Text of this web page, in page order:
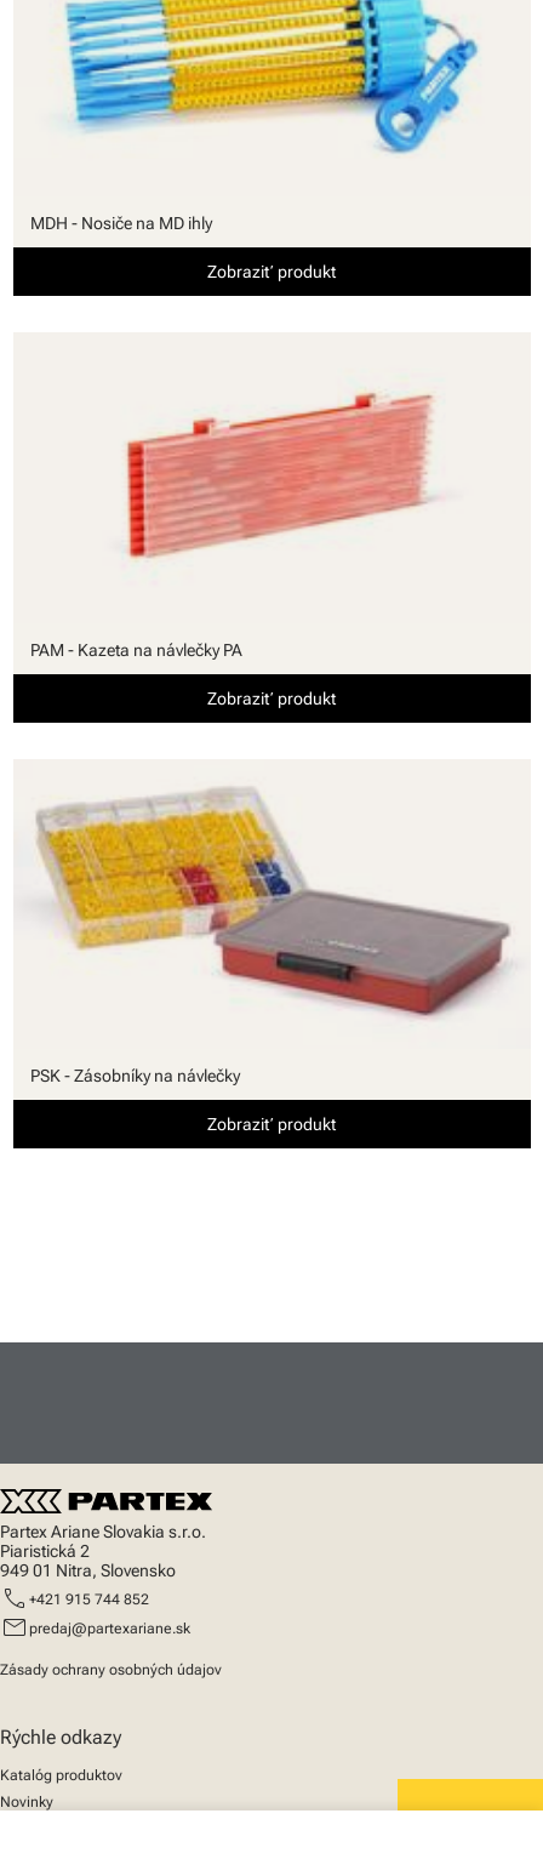
MDH - Nosiče na MD ihly
Zobraziť produkt
PAM - Kazeta na návlečky PA
Zobraziť produkt
PSK - Zásobníky na návlečky
Zobraziť produkt
Partex Ariane Slovakia s.r.o.
Piaristická 2
949 01 Nitra, Slovensko
call +421 915 744 852
mail predaj@partexariane.sk
Zásady ochrany osobných údajov
Rýchle odkazy
Katalóg produktov
Novinky